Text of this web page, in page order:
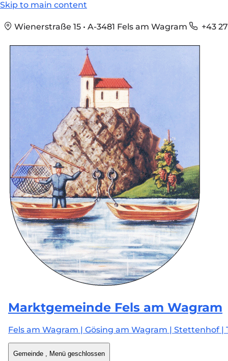
Skip to main content
Wienerstraße 15 • A-3481 Fels am Wagram +43
Marktgemeinde Fels am Wagram
Fels am Wagram | Gösing am Wagram | Stettenhof |
Gemeinde , Menü geschlossen